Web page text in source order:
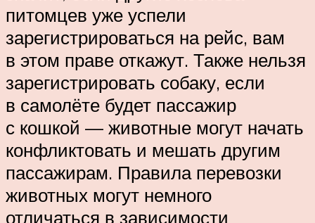
питомцев уже успели
зарегистрироваться на рейс, вам
в этом праве откажут. Также нельзя
зарегистрировать собаку, если
в самолёте будет пассажир
с кошкой — животные могут начать
конфликтовать и мешать другим
пассажирам. Правила перевозки
животных могут немного
отличаться в зависимости